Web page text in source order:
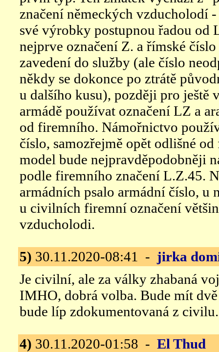
značení německých vzducholodí
své výrobky postupnou řadou od
nejprve označení Z. a římské
zavedení do služby (ale číslo
někdy se dokonce po ztrátě
u dalšího kusu), později pro ještě
armádě používat označení LZ a
od firemního. Námořnictvo
číslo, samozřejmě opět odlišné
model bude nejpravděpodobněji
podle firemního značení L.Z.45.
armádních psalo armádní číslo, u
u civilních firemní označení
vzducholodi.
5) 30.11.2020-08:41 - jirka
Je civilní, ale za války zhabaná
IMHO, dobrá volba. Bude mít
bude líp zdokumentovaná z civilu.
4) 30.11.2020-01:58 - El Thud